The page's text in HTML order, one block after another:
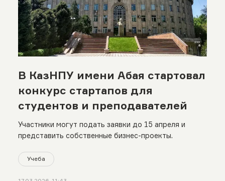
В КазНПУ имени Абая стартовал
конкурс стартапов для
студентов и преподавателей
Участники могут подать заявки до 15 апреля и
представить собственные бизнес-проекты.
Учеба